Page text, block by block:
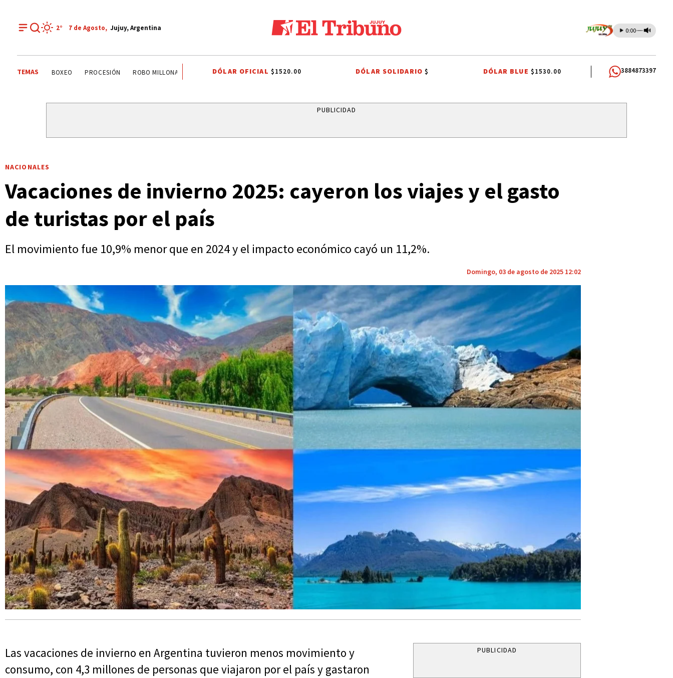
2° 7 de Agosto, Jujuy, Argentina 0:00
TEMAS PALPALÁ EL CARMEN ALTO COMEDERO PROCESIÓN ROBO MILLONARIO CRIMEN PRIMERA NACIONAL COMUNIDADES INDÍGENAS AUTOMOVILISMO
DÓLAR OFICIAL $1520.00 DÓLAR SOLIDARIO$ DÓLAR BLUE $1530.00 3884873397
PUBLICIDAD
NACIONALES
Vacaciones de invierno 2025: cayeron los viajes y el gasto
de turistas por el país
El movimiento fue 10,9% menor que en 2024 y el impacto económico cayó un 11,2%.
Domingo, 03 de agosto de 2025 12:02
Las vacaciones de invierno en Argentina tuvieron menos movimiento y
consumo, con 4,3 millones de personas que viajaron por el país y gastaron
PUBLICIDAD